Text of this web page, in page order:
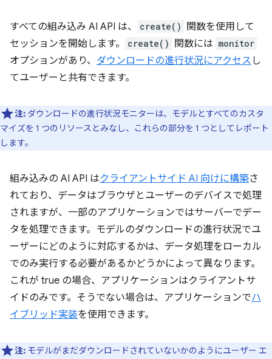
すべての組み込み AI API は、 create()
関数を使用して
セッションを開始します。
create() 関数には monitor
オプションがあり、 ダウンロードの進行状況にアクセス し
てユーザーと共有できます。
注: ダウンロードの進行状況モニターは、モデルとすべてのカスタ
マイズを 1 つのリソースとみなし、これらの部分を 1 つとしてレポート
します。
組み込みの AI API はクライアントサイド AI 向けに構築さ
れており、データはブラウザとユーザーのデバイスで処理
されますが、一部のアプリケーションではサーバーでデー
タを処理できます。モデルのダウンロードの進行状況でユ
ーザーにどのように対応するかは、データ処理をローカル
でのみ実行する必要があるかどうかによって異なります。
これが true の場合、アプリケーションはクライアントサ
イドのみです。そうでない場合は、アプリケーションでハ
イブリッド実装を使用できます。
注: モデルがまだダウンロードされていないかのようにユーザー エ